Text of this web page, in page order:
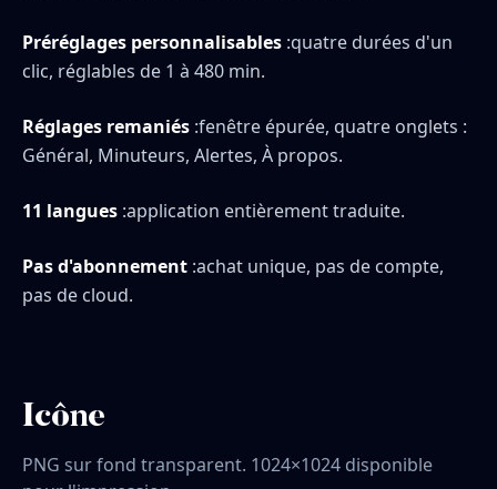
Préréglages personnalisables :quatre durées d'un
clic, réglables de 1 à 480 min.
Réglages remaniés :fenêtre épurée, quatre onglets :
Général, Minuteurs, Alertes, À propos.
11 langues :application entièrement traduite.
Pas d'abonnement :achat unique, pas de compte,
pas de cloud.
Icône
PNG sur fond transparent. 1024×1024 disponible